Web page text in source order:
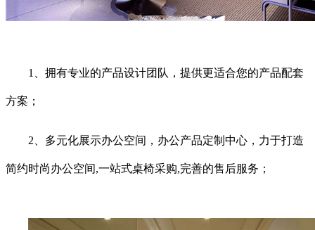
1、拥有专业的产品设计团队，提供更适合您的产品配套
方案；
2、多元化展示办公空间，办公产品定制中心，力于打造
简约时尚办公空间,一站式桌椅采购,完善的售后服务；